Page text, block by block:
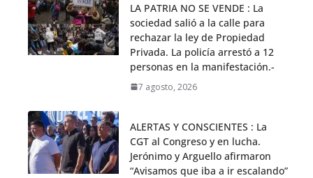
LA PATRIA NO SE VENDE : La
sociedad salió a la calle para
rechazar la ley de Propiedad
Privada. La policía arrestó a 12
personas en la manifestación.-
7 agosto, 2026
ALERTAS Y CONSCIENTES : La
CGT al Congreso y en lucha.
Jerónimo y Arguello afirmaron
“Avisamos que iba a ir escalando”